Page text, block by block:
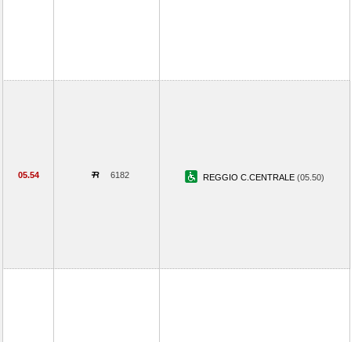
05.54 6182 REGGIO C.CENTRALE (05.50)